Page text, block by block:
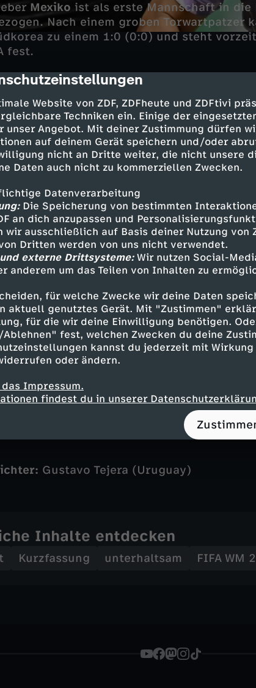
description
Website von ZDF, ZDFheute und ZDFtivi
Techniken ein. Einige der
Angebot. Mit deiner Zustimmung dürfen
auf deinem Gerät speichern und/oder
nicht an Dritte weiter, die nicht unsere
Daten auch nicht zu kommerziellen Zwecken.
Datenverarbeitung
Die Speicherung von bestimmten
an dich anzupassen und
wir ausschließlich auf Basis deiner Nutzung von
Dritten werden von uns nicht verwendet.
externe Drittsysteme:Wir nutzen Social-
anderem um das Teilen von Inhalten zu
für welche Zwecke wir deine Daten
aktuell genutztes Gerät. Mit "Zustimmen"
für die wir deine Einwilligung benötigen.
fest, welchen Zwecken du deine
kannst du jederzeit mit
oder ändern.
Impressum.
findest du in unserer
Mexiko ist als erste Mannschaft in die
Nach einem groben Torwartpatzer
zu einem 1:0 (0:0) und steht
fest.
steht als Gruppensieger
Tor der Partie erzielte Luis Romo (50.
kräftig um den Sieg zittern. Mexiko
Aztekenstadion spielen. Und sollten
würden sie die Achtelfinalpartie ebenfalls
- Sanchez, Alvarez, Vázquez,
(84. Huerta).
Kim Seung-gyu - Lee Han-beom, Kim Min-
Young-woo (71. Yang Hyun-jun) - Lee
Gyu), Lee Jae-sung (57. Hwang Hee-
Gustavo Tejera (Uruguay)
Inhalte entdecken
Kurzfassung unterhaltsam FIFA WM